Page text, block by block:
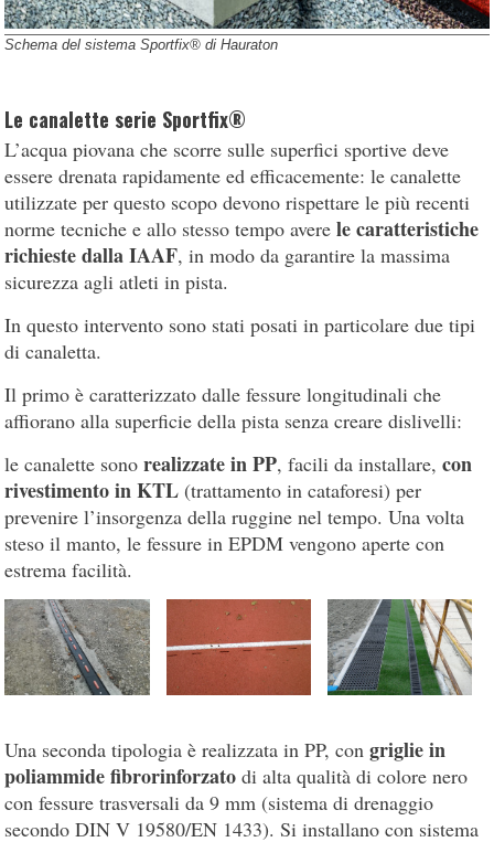
Schema del sistema Sportfix® di Hauraton
Le canalette serie Sportfix®
L’acqua piovana che scorre sulle superfici sportive deve
essere drenata rapidamente ed efficacemente: le canalette
utilizzate per questo scopo devono rispettare le più recenti
norme tecniche e allo stesso tempo averele caratteristiche
richieste dalla IAAF, in modo da garantire la massima
sicurezza agli atleti in pista.
In questo intervento sono stati posati in particolare due tipi
di canaletta.
Il primo è caratterizzato dalle fessure longitudinali che
affiorano alla superficie della pista senza creare dislivelli:
le canalette sonorealizzate in PP, facili da installare,con
rivestimento in KTL (trattamento in cataforesi) per
prevenire l’insorgenza della ruggine nel tempo. Una volta
steso il manto, le fessure in EPDM vengono aperte con
estrema facilità.
Una seconda tipologia è realizzata in PP, congriglie in
poliammide fibrorinforzato di alta qualità di colore nero
con fessure trasversali da 9 mm (sistema di drenaggio
secondo DIN V 19580/EN 1433). Si installano con sistema